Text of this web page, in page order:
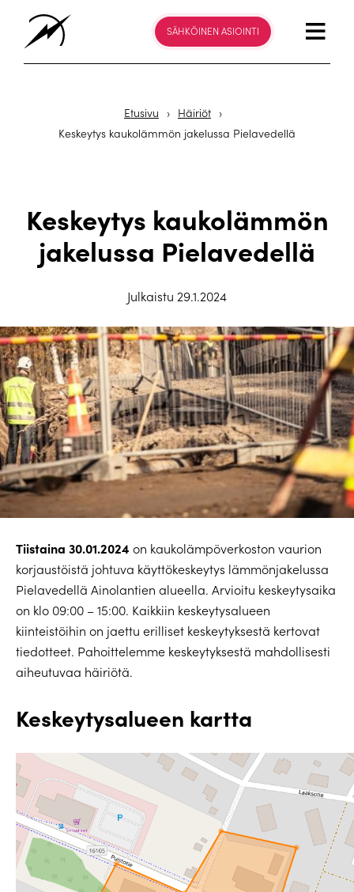
SÄHKÖINEN ASIOINTI
Etusivu › Häiriöt ›
Keskeytys kaukolämmön jakelussa Pielavedellä
Keskeytys kaukolämmön
jakelussa Pielavedellä
Julkaistu 29.1.2024
Tiistaina 30.01.2024 on kaukolämpöverkoston vaurion
korjaustöistä johtuva käyttökeskeytys lämmönjakelussa
Pielavedellä Ainolantien alueella. Arvioitu keskeytysaika
on klo 09:00 – 15:00. Kaikkiin keskeytysalueen
kiinteistöihin on jaettu erilliset keskeytyksestä kertovat
tiedotteet. Pahoittelemme keskeytyksestä mahdollisesti
aiheutuvaa häiriötä.
Keskeytysalueen kartta